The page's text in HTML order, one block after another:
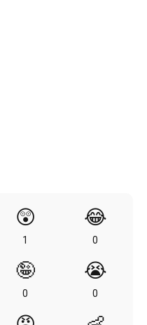
😲
1
😂
0
🤪
0
😭
0